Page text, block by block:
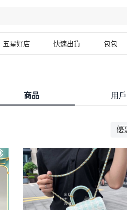
五星好店 快速出貨 包包
商品 用戶
優